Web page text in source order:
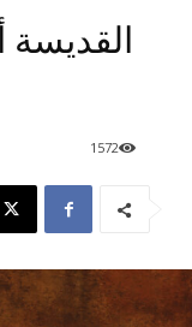
1572